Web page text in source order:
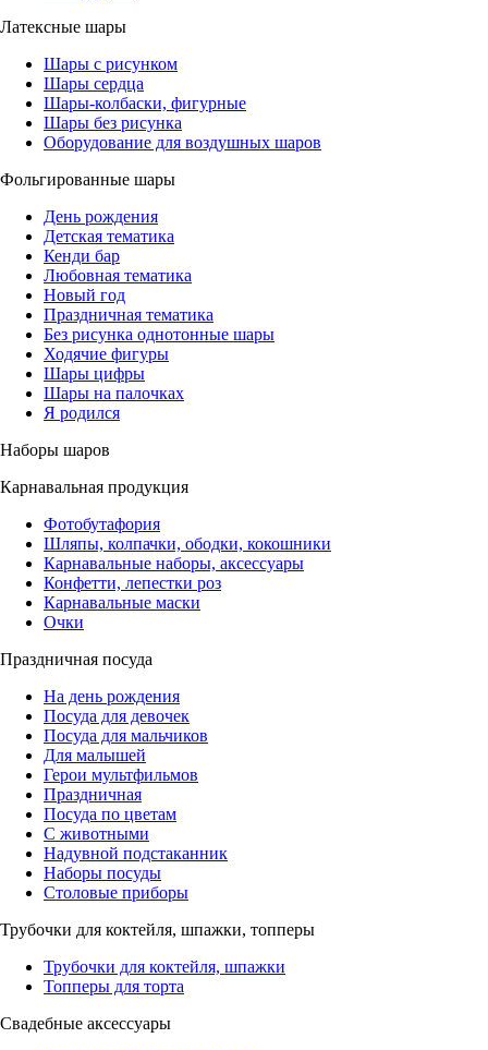
Латексные шары
Шары с рисунком
Шары сердца
Шары-колбаски, фигурные
Шары без рисунка
Оборудование для воздушных шаров
Фольгированные шары
День рождения
Детская тематика
Кенди бар
Любовная тематика
Новый год
Праздничная тематика
Без рисунка однотонные шары
Ходячие фигуры
Шары цифры
Шары на палочках
Я родился
Наборы шаров
Карнавальная продукция
Фотобутафория
Шляпы, колпачки, ободки, кокошники
Карнавальные наборы, аксессуары
Конфетти, лепестки роз
Карнавальные маски
Очки
Праздничная посуда
На день рождения
Посуда для девочек
Посуда для мальчиков
Для малышей
Герои мультфильмов
Праздничная
Посуда по цветам
С животными
Надувной подстаканник
Наборы посуды
Столовые приборы
Трубочки для коктейля, шпажки, топперы
Трубочки для коктейля, шпажки
Топперы для торта
Свадебные аксессуары